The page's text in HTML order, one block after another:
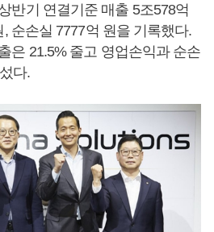
반기 연결기준 매출 5조578억
순손실 7777억 원을 기록했다.
은 21.5% 줄고 영업손익과 순손
다.